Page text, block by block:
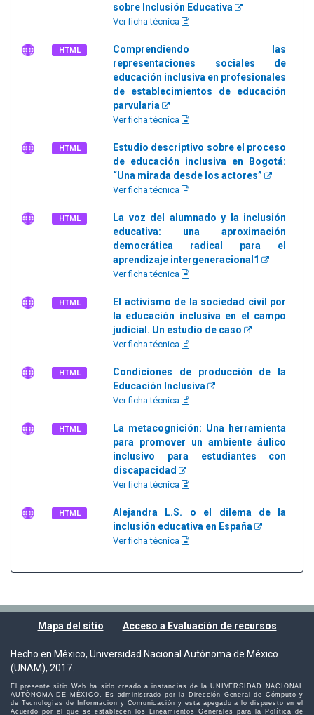
sobre Inclusión Educativa
Ver ficha técnica
HTML
Comprendiendo las
representaciones sociales de
educación inclusiva en profesionales
de establecimientos de educación
parvularia
Ver ficha técnica
HTML
Estudio descriptivo sobre el proceso
de educación inclusiva en Bogotá:
“Una mirada desde los actores”
Ver ficha técnica
HTML
La voz del alumnado y la inclusión
educativa: una aproximación
democrática radical para el
aprendizaje intergeneracional1
Ver ficha técnica
HTML
El activismo de la sociedad civil por
la educación inclusiva en el campo
judicial. Un estudio de caso
Ver ficha técnica
HTML
Condiciones de producción de la
Educación Inclusiva
Ver ficha técnica
HTML
La metacognición: Una herramienta
para promover un ambiente áulico
inclusivo para estudiantes con
discapacidad
Ver ficha técnica
HTML
Alejandra L.S. o el dilema de la
inclusión educativa en España
Ver ficha técnica
Mapa del sitio Acceso a Evaluación de recursos
Hecho en México, Universidad Nacional Autónoma de México
(UNAM), 2017.
El presente sitio Web ha sido creado a instancias de la UNIVERSIDAD NACIONAL
AUTÓNOMA DE MÉXICO. Es administrado por la Dirección General de Cómputo y
de Tecnologías de Información y Comunicación y está apegado a lo dispuesto en el
Acuerdo por el que se establecen los Lineamientos Generales para la Política de